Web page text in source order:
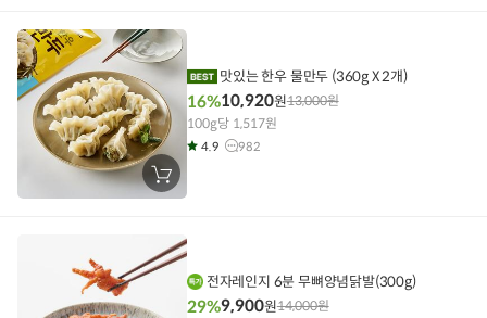
에
담
기
장
바
담
기
맛있는 한우 물만두 (360g X 2개)
16%10,920원13,000원
100g당 1,517원
4.9 982
전자레인지 6분 무뼈양념닭발(300g)
29%9,900원14,000원